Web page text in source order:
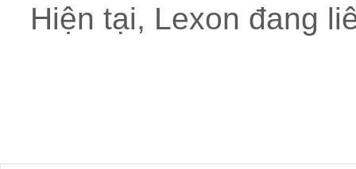
Hiện tại, Lexon đang